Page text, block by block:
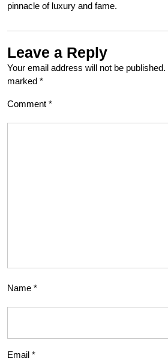
pinnacle of luxury and fame.
Leave a Reply
Your email address will not be published.
marked *
Comment *
Name *
Email *